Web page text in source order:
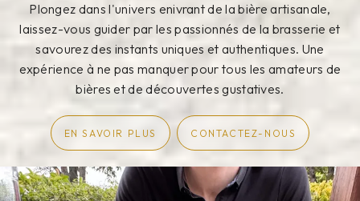
Plongez dans l'univers enivrant de la bière artisanale,
laissez-vous guider par les passionnés de la brasserie et
savourez des instants uniques et authentiques. Une
expérience à ne pas manquer pour tous les amateurs de
bières et de découvertes gustatives.
EN SAVOIR PLUS CONTACTEZ-NOUS